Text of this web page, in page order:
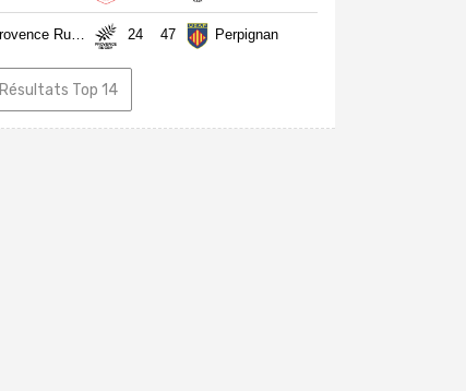
Provence Rugby 24 47 Perpignan
Résultats Top 14